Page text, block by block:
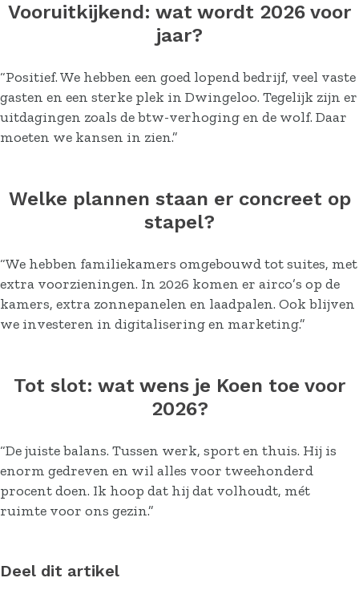
Vooruitkijkend: wat wordt 2026 voor
jaar?
“Positief. We hebben een goed lopend bedrijf, veel vaste
gasten en een sterke plek in Dwingeloo. Tegelijk zijn er
uitdagingen zoals de btw-verhoging en de wolf. Daar
moeten we kansen in zien.”
Welke plannen staan er concreet op
stapel?
“We hebben familiekamers omgebouwd tot suites, met
extra voorzieningen. In 2026 komen er airco’s op de
kamers, extra zonnepanelen en laadpalen. Ook blijven
we investeren in digitalisering en marketing.”
Tot slot: wat wens je Koen toe voor
2026?
“De juiste balans. Tussen werk, sport en thuis. Hij is
enorm gedreven en wil alles voor tweehonderd
procent doen. Ik hoop dat hij dat volhoudt, mét
ruimte voor ons gezin.”
Deel dit artikel